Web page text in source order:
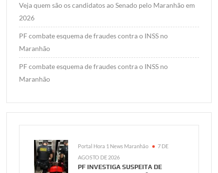
Veja quem são os candidatos ao Senado pelo Maranhão em
2026
PF combate esquema de fraudes contra o INSS no
Maranhão
PF combate esquema de fraudes contra o INSS no
Maranhão
Portal Hora 1 News Maranhão
7 DE
AGOSTO DE 2026
PF INVESTIGA SUSPEITA DE